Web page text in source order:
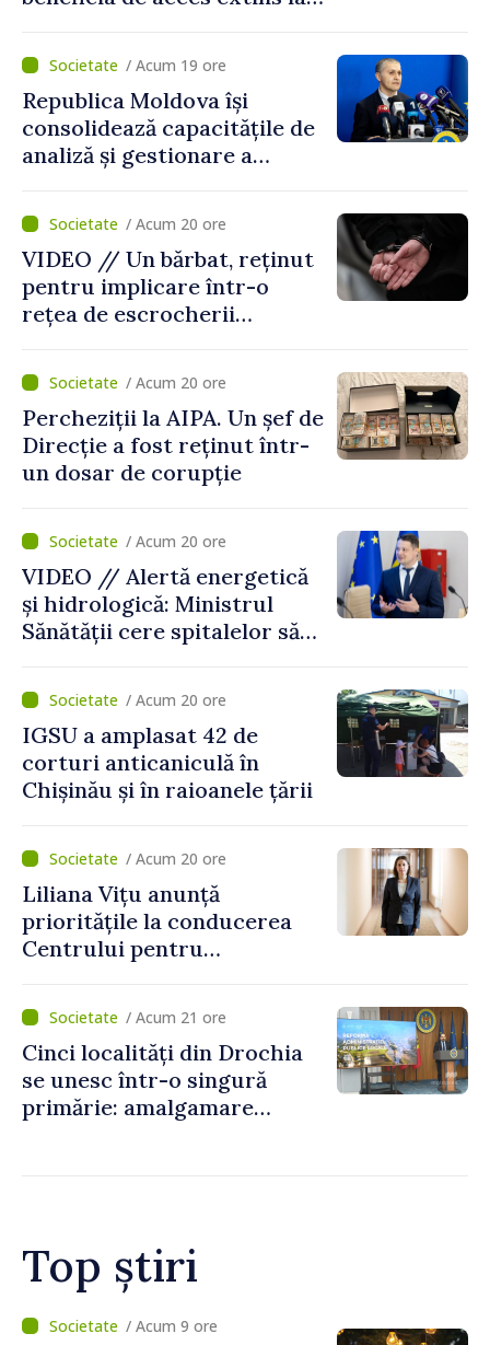
socială și financiară
/ Acum 19 ore
Republica Moldova își
consolidează capacitățile de
analiză și gestionare a
securității naționale.
Metodologia aprobată de
Guvern
/ Acum 20 ore
VIDEO // Un bărbat, reținut
pentru implicare într-o
rețea de escrocherii
curieri și colectat banii
obținuți ilegal/ Acum 20 ore
Percheziții la AIPA. Un șef de
Direcție a fost reținut într-
un dosar de corupție
/ Acum 20 ore
VIDEO // Alertă energetică
și hidrologică: Ministrul
Sănătății cere spitalelor să-și
pentru situații excepționale
/ Acum 20 ore
IGSU a amplasat 42 de
corturi anticaniculă în
Chișinău și în raioanele țării
/ Acum 20 ore
Liliana Vițu anunță
prioritățile la conducerea
Centrului pentru
Contracarare a
Dezinformării: „Vom fi un
punct de reper pentru o
societate mai puternică și
mai rezistentă”
/ Acum 21 ore
Cinci localități din Drochia
se unesc într-o singură
primărie: amalgamare
Top știri
/ Acum 8 ore